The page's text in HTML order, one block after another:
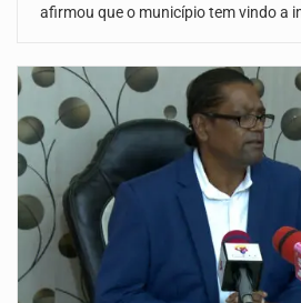
afirmou que o município tem vindo a